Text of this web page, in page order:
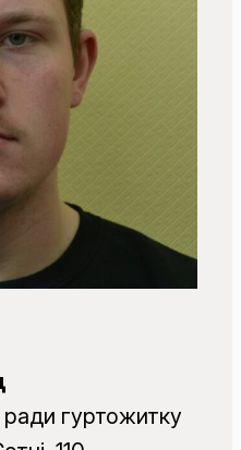
ради гуртожитку